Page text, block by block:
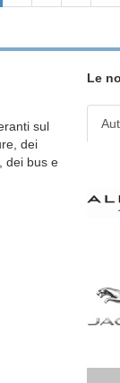
sul
dei
dei bus e
Le